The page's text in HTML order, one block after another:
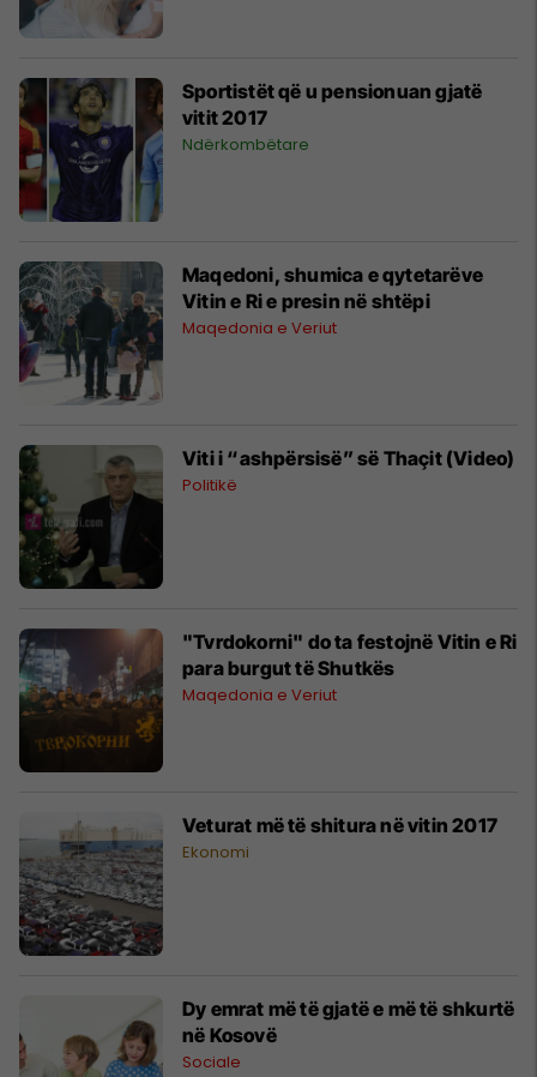
Sportistët që u pensionuan gjatë
vitit 2017
Ndërkombëtare
Maqedoni, shumica e qytetarëve
Vitin e Ri e presin në shtëpi
Maqedonia e Veriut
Viti i “ashpërsisë” së Thaçit (Video)
Politikë
"Tvrdokorni" do ta festojnë Vitin e Ri
para burgut të Shutkës
Maqedonia e Veriut
Veturat më të shitura në vitin 2017
Ekonomi
Dy emrat më të gjatë e më të shkurtë
në Kosovë
Sociale